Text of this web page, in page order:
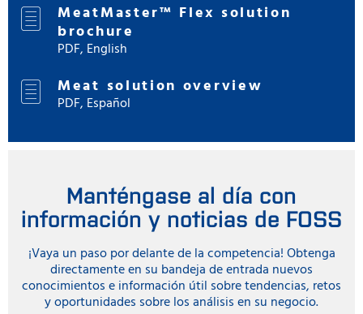
MeatMaster™ Flex solution
brochure
PDF, English
Meat solution overview
PDF, Español
Manténgase al día con
información y noticias de FOSS
¡Vaya un paso por delante de la competencia! Obtenga
directamente en su bandeja de entrada nuevos
conocimientos e información útil sobre tendencias, retos
y oportunidades sobre los análisis en su negocio.